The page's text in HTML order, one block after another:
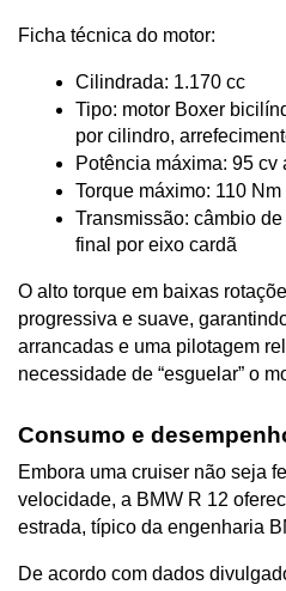
Ficha técnica do motor:
Cilindrada: 1.170 cc
Tipo: motor Boxer
por cilindro,
Potência máxima: 95 cv
Torque máximo: 110
Transmissão: câmbio
final por eixo cardã
O alto torque em baixas
progressiva e suave,
arrancadas e uma pilotagem
necessidade de “esguelar” o
Consumo e
Embora uma cruiser não seja
velocidade, a BMW R 12
estrada, típico da engenharia
De acordo com dados